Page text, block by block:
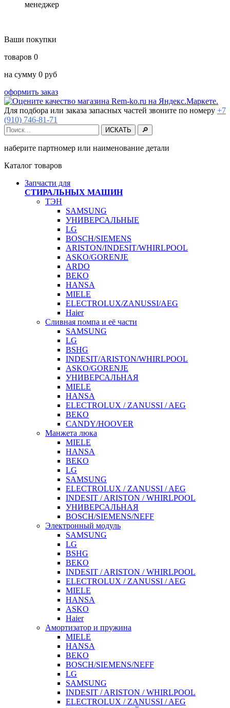
менеджер
Ваши покупки
товаров 0
на сумму 0 руб
оформить заказ
Для подбора или заказа запасных частей звоните по номеру +7
(910) 746-81-71
наберите партномер или наименование детали
Каталог товаров
Запчасти для
СТИРАЛЬНЫХ МАШИН
ТЭН
SAMSUNG
УНИВЕРСАЛЬНЫЕ
LG
BOSCH/SIEMENS
ARISTON/INDESIT/WHIRLPOOL
ASKO/GORENJE
ARDO
BEKO
HANSA
MIELE
ELECTROLUX/ZANUSSI/AEG
Haier
Сливная помпа и её части
SAMSUNG
LG
BSHG
INDESIT/ARISTON/WHIRLPOOL
ASKO/GORENJE
УНИВЕРСАЛЬНАЯ
MIELE
HANSA
ELECTROLUX / ZANUSSI / AEG
BEKO
CANDY/HOOVER
Манжета люка
MIELE
HANSA
BEKO
LG
SAMSUNG
ELECTROLUX / ZANUSSI / AEG
INDESIT / ARISTON / WHIRLPOOL
УНИВЕРСАЛЬНАЯ
BOSCH/SIEMENS/NEFF
Электронный модуль
SAMSUNG
LG
BSHG
BEKO
INDESIT / ARISTON / WHIRLPOOL
ELECTROLUX / ZANUSSI / AEG
MIELE
HANSA
ASKO
Haier
Амортизатор и пружина
MIELE
HANSA
BEKO
BOSCH/SIEMENS/NEFF
LG
SAMSUNG
INDESIT / ARISTON / WHIRLPOOL
ELECTROLUX / ZANUSSI / AEG